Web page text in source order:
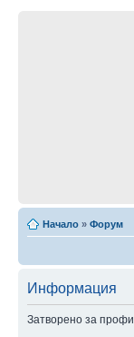
Начало » Форум
Информация
Затворено за